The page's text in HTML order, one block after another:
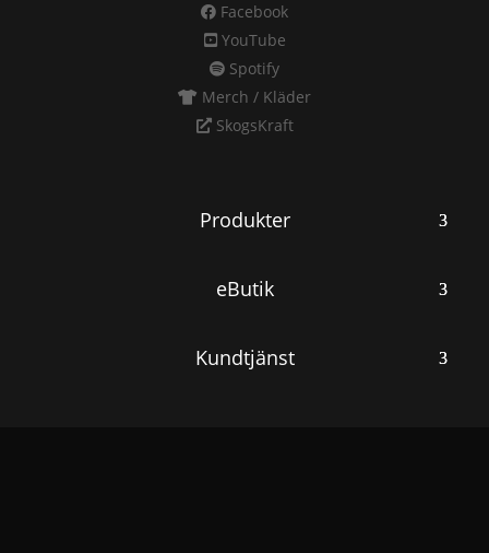
Facebook
YouTube
Spotify
Merch / Kläder
SkogsKraft
Produkter
eButik
Kundtjänst